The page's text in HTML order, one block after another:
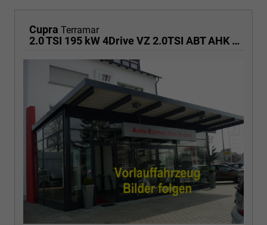
Cupra Terramar
2.0 TSI 195 kW 4Drive VZ 2.0TSI ABT AHK ACC el. Hk Pano